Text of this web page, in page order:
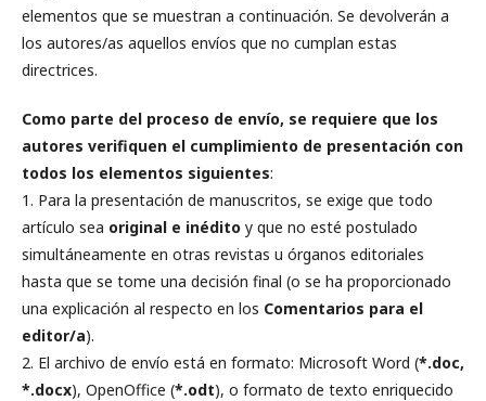
elementos que se muestran a continuación. Se devolverán a
los autores/as aquellos envíos que no cumplan estas
directrices.
Como parte del proceso de envío, se requiere que los
autores verifiquen el cumplimiento de presentación con
todos los elementos siguientes:
1. Para la presentación de manuscritos, se exige que todo
artículo sea original e inédito y que no esté postulado
simultáneamente en otras revistas u órganos editoriales
hasta que se tome una decisión final (o se ha proporcionado
una explicación al respecto en los Comentarios para el
editor/a).
2. El archivo de envío está en formato: Microsoft Word (*.doc,
*.docx), OpenOffice (*.odt), o formato de texto enriquecido